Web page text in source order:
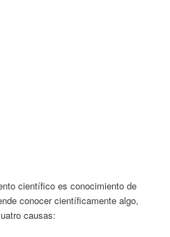
científico es conocimiento de
conocer científicamente algo,
causas: